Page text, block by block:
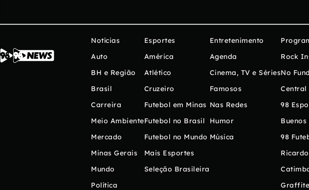
Notícias
Auto
BH e Região
Brasil
Carreira
Meio Ambiente
Mercado
Minas Gerais
Mundo
Política
Esportes
América
Atlético
Cruzeiro
Futebol em Minas
Futebol no Brasil
Futebol no Mundo
Mais Esportes
Seleção Brasileira
Entretenimento
Agenda
Cinema, TV e Séries
Famosos
Nas Redes
Humor
Música
Rock
No
Central
98
Buenos
98
Graffite